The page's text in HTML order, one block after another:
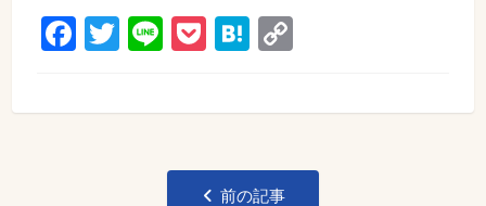
Facebook
Twitter
LinePocketHatena
Copy
前の記事